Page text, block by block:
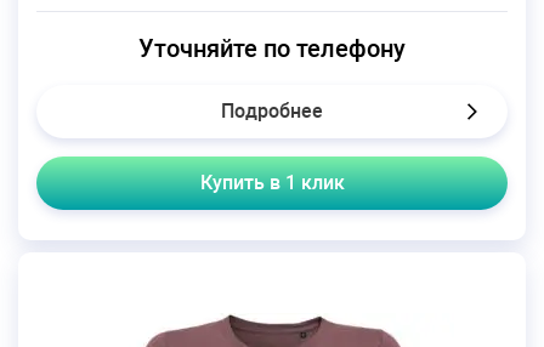
Уточняйте по телефону
Подробнее
Купить в 1 клик